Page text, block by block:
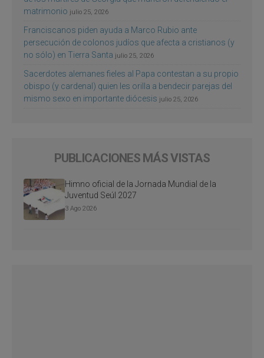
matrimonio julio 25, 2026
Franciscanos piden ayuda a Marco Rubio ante
persecución de colonos judíos que afecta a cristianos (y
no sólo) en Tierra Santa julio 25, 2026
Sacerdotes alemanes fieles al Papa contestan a su propio
obispo (y cardenal) quien les orilla a bendecir parejas del
mismo sexo en importante diócesis julio 25, 2026
PUBLICACIONES MÁS VISTAS
Himno oficial de la Jornada Mundial de la
Juventud Seúl 2027
3 Ago 2026